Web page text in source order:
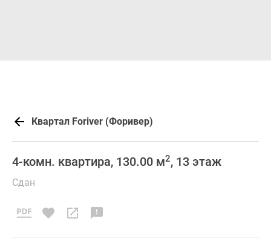
Квартал Foriver (Форивер)
4-комн. квартира, 130.00 м2, 13 этаж
Сдан